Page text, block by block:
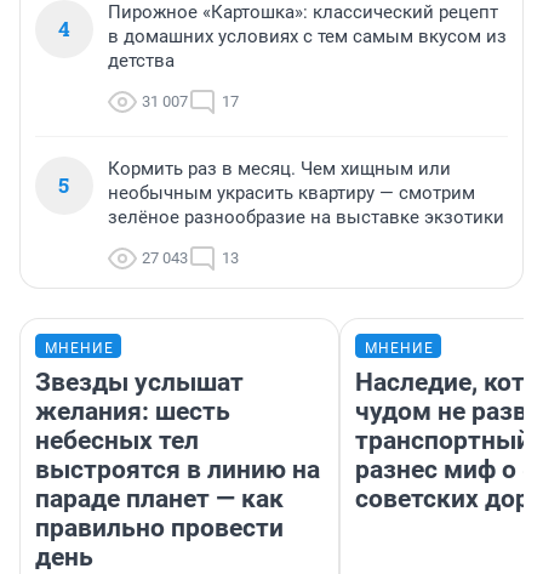
4
Пирожное «Картошка»: классический рецепт
в домашних условиях с тем самым вкусом из
детства
31 007 17
5
Кормить раз в месяц. Чем хищным или
необычным украсить квартиру — смотрим
зелёное разнообразие на выставке экзотики
27 043 13
МНЕНИЕ
Звезды услышат
желания: шесть
небесных тел
выстроятся в линию на
параде планет — как
правильно провести
день
МНЕНИЕ
Наследие,
чудом не
транспортный
разнес миф о
советских